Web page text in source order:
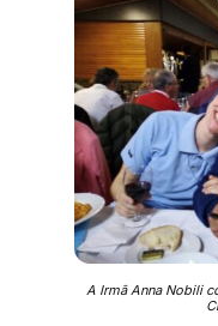
A Irmã Anna Nobili